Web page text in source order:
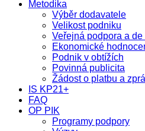
Metodika
Výběr dodavatele
Velikost podniku
Veřejná podpora a
Ekonomické
Podnik v obtížích
Povinná publicita
Žádost o platbu a
IS KP21+
FAQ
OP PIK
Programy podpory